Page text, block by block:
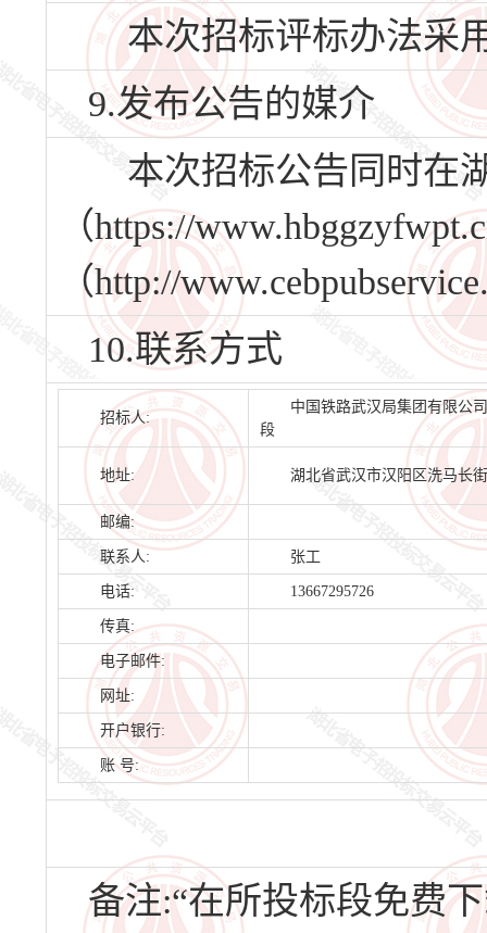
本次招标评标办法采
9.发布公告的媒介
本次招标公告同时在
（https://
（http://
10.联系方式
招标人:
中国铁路武汉局集团有限公
段
地址: 湖北省武汉市汉阳区洗马长
邮编:
联系人: 张工
电话: 13667295726
传真:
电子邮件:
网址:
开户银行:
账 号:
备注:“在所投标段免费